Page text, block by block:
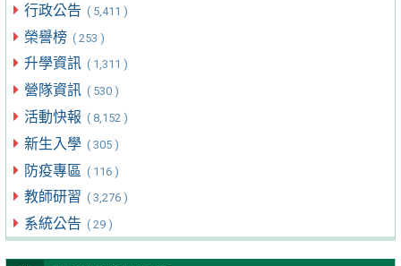
行政公告 ( 5,411 )
榮譽榜 ( 253 )
升學資訊 ( 1,311 )
營隊資訊 ( 530 )
活動快報 ( 8,152 )
新生入學 ( 305 )
防疫專區 ( 116 )
教師研習 ( 3,276 )
系統公告 ( 29 )